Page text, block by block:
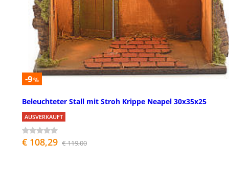
-9%
Beleuchteter Stall mit Stroh Krippe Neapel 30x35x25
AUSVERKAUFT
€ 108,29 € 119,00